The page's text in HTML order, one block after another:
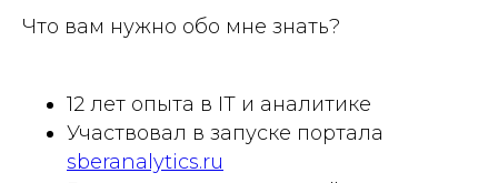
Что вам нужно обо мне знать?
12 лет опыта в IT и аналитике
Участвовал в запуске портала
sberanalytics.ru